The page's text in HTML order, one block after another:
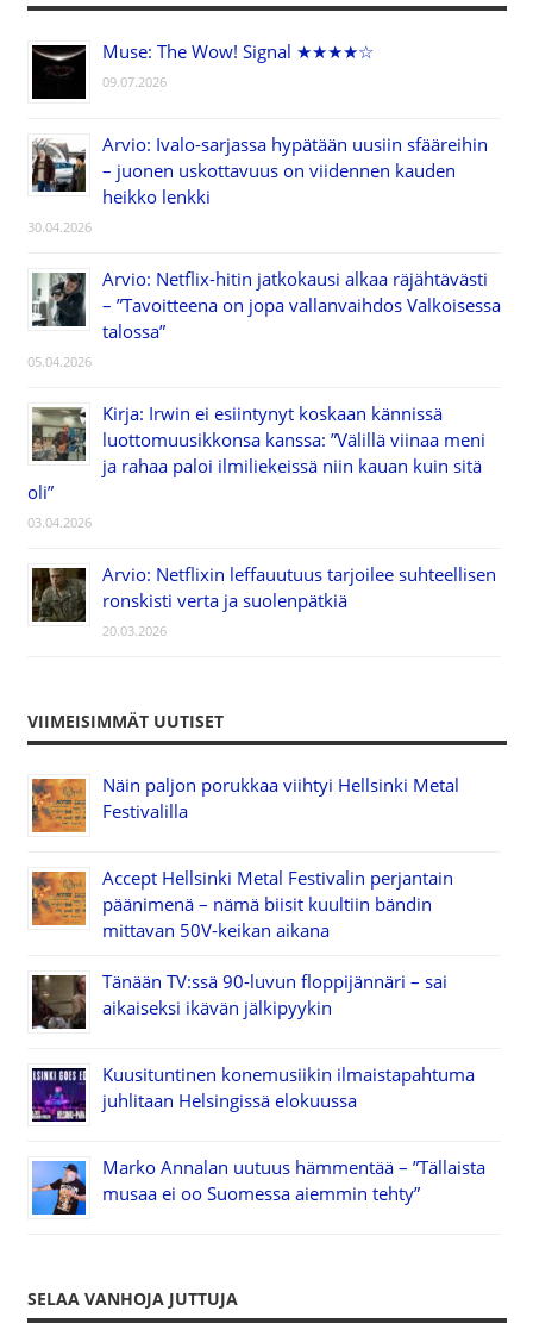
Muse: The Wow! Signal ★★★★☆
09.07.2026
Arvio: Ivalo-sarjassa hypätään uusiin sfääreihin
– juonen uskottavuus on viidennen kauden
heikko lenkki
30.04.2026
Arvio: Netflix-hitin jatkokausi alkaa räjähtävästi
– ”Tavoitteena on jopa vallanvaihdos Valkoisessa
talossa”
05.04.2026
Kirja: Irwin ei esiintynyt koskaan kännissä
luottomuusikkonsa kanssa: ”Välillä viinaa meni
ja rahaa paloi ilmiliekeissä niin kauan kuin sitä
oli”
03.04.2026
Arvio: Netflixin leffauutuus tarjoilee suhteellisen
ronskisti verta ja suolenpätkiä
20.03.2026
VIIMEISIMMÄT UUTISET
Näin paljon porukkaa viihtyi Hellsinki Metal
Festivalilla
Accept Hellsinki Metal Festivalin perjantain
päänimenä – nämä biisit kuultiin bändin
mittavan 50V-keikan aikana
Tänään TV:ssä 90-luvun floppijännäri – sai
aikaiseksi ikävän jälkipyykin
Kuusituntinen konemusiikin ilmaistapahtuma
juhlitaan Helsingissä elokuussa
Marko Annalan uutuus hämmentää – ”Tällaista
musaa ei oo Suomessa aiemmin tehty”
SELAA VANHOJA JUTTUJA